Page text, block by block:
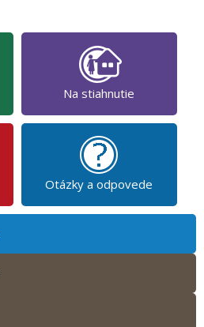
Na stiahnutie
Otázky a odpovede